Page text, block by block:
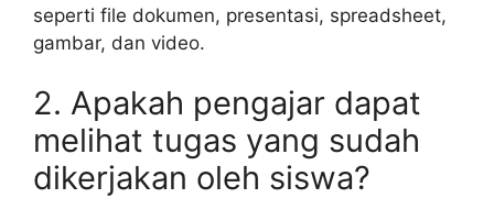
seperti file dokumen, presentasi, spreadsheet,
gambar, dan video.
2. Apakah pengajar dapat
melihat tugas yang sudah
dikerjakan oleh siswa?